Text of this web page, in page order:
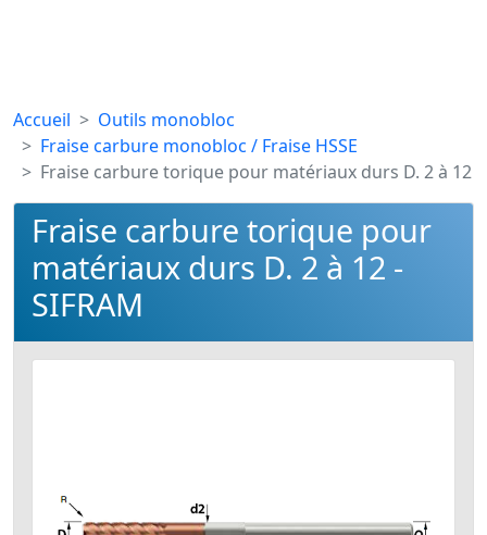
Accueil
Outils monobloc
Fraise carbure monobloc / Fraise HSSE
Fraise carbure torique pour matériaux durs D. 2 à 12
Fraise carbure torique pour
matériaux durs D. 2 à 12 -
SIFRAM